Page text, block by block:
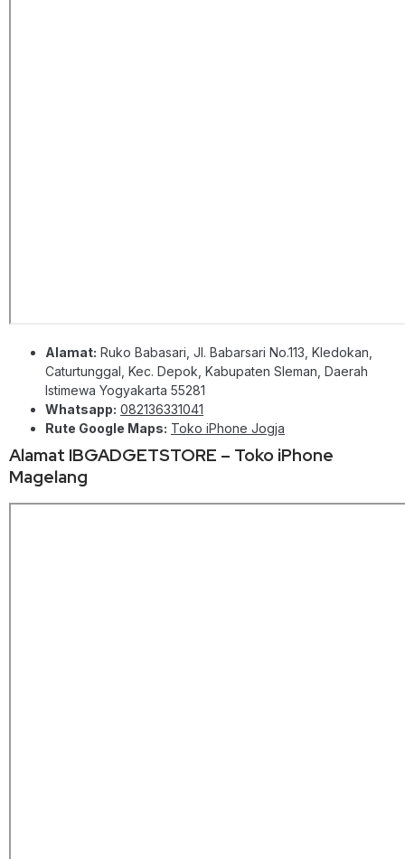
Alamat: Ruko Babasari, Jl. Babarsari No.113, Kledokan,
Caturtunggal, Kec. Depok, Kabupaten Sleman, Daerah
Istimewa Yogyakarta 55281
Whatsapp: 082136331041
Rute Google Maps: Toko iPhone Jogja
Alamat IBGADGETSTORE – Toko iPhone
Magelang